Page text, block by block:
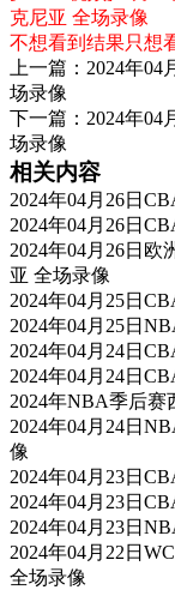
克尼亚 全场录像
不想看到结果只想
上一篇： 2024年04
场录像
下一篇： 2024年04
场录像
相关内容
2024年04月26日
2024年04月26日
2024年04月26日
亚 全场录像
2024年04月25日
2024年04月25日
2024年04月24日
2024年04月24日
2024年NBA季后赛
2024年04月24日
像
2024年04月23日
2024年04月23日
2024年04月23日
2024年04月22日
全场录像